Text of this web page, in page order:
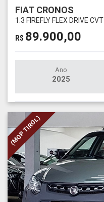
FIAT CRONOS
1.3 FIREFLY FLEX DRIVE CVT
R$ 89.900,00
Ano
2025
(MOP TIROL)